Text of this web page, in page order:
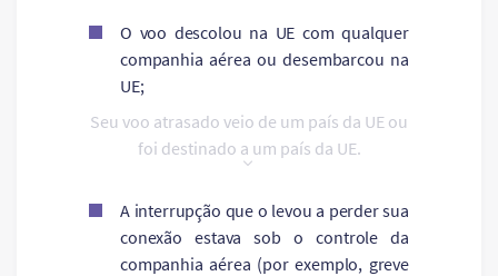
O voo descolou na UE com qualquer
companhia aérea ou desembarcou na
UE;
Seu voo atrasado veio de um país da UE ou
foi destinado a um país da UE.
A interrupção que o levou a perder sua
conexão estava sob o controle da
companhia aérea (por exemplo, greve